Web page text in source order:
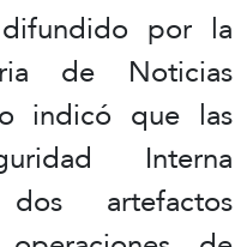
por la
de Noticias
indicó que las
Interna
artefactos